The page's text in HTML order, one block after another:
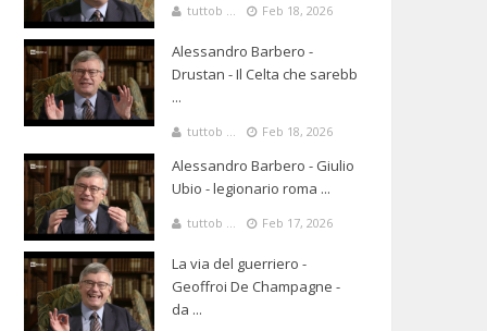
tuttob ... Feb 18, 2026
Alessandro Barbero -
Drustan - Il Celta che sarebb
...
tuttob ... Feb 18, 2026
Alessandro Barbero - Giulio
Ubio - legionario roma ...
tuttob ... Feb 17, 2026
La via del guerriero -
Geoffroi De Champagne -
da ...